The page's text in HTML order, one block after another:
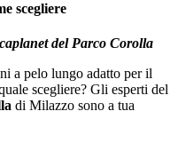
scegliere
del Parco Corolla
a pelo lungo adatto per il
scegliere? Gli esperti del
di Milazzo sono a tua